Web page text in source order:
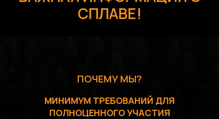
СПЛАВЕ!
ПОЧЕМУ МЫ?
МИНИМУМ ТРЕБОВАНИЙ ДЛЯ
ПОЛНОЦЕННОГО УЧАСТИЯ